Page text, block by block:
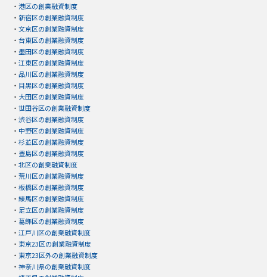
・ 港区の創業融資制度
・ 新宿区の創業融資制度
・ 文京区の創業融資制度
・ 台東区の創業融資制度
・ 墨田区の創業融資制度
・ 江東区の創業融資制度
・ 品川区の創業融資制度
・ 目黒区の創業融資制度
・ 大田区の創業融資制度
・ 世田谷区の創業融資制度
・ 渋谷区の創業融資制度
・ 中野区の創業融資制度
・ 杉並区の創業融資制度
・ 豊島区の創業融資制度
・ 北区の創業融資制度
・ 荒川区の創業融資制度
・ 板橋区の創業融資制度
・ 練馬区の創業融資制度
・ 足立区の創業融資制度
・ 葛飾区の創業融資制度
・ 江戸川区の創業融資制度
・ 東京23区の創業融資制度
・ 東京23区外の創業融資制度
・ 神奈川県の創業融資制度